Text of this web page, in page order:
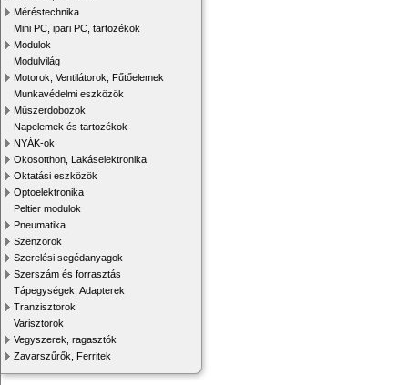
Méréstechnika
Mini PC, ipari PC, tartozékok
Modulok
Modulvilág
Motorok, Ventilátorok, Fűtőelemek
Munkavédelmi eszközök
Műszerdobozok
Napelemek és tartozékok
NYÁK-ok
Okosotthon, Lakáselektronika
Oktatási eszközök
Optoelektronika
Peltier modulok
Pneumatika
Szenzorok
Szerelési segédanyagok
Szerszám és forrasztás
Tápegységek, Adapterek
Tranzisztorok
Varisztorok
Vegyszerek, ragasztók
Zavarszűrők, Ferritek